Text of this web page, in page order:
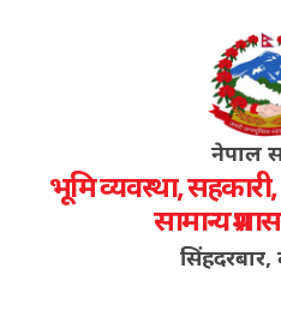
नेपाल
भूमि व्यवस्था,
सामान्य